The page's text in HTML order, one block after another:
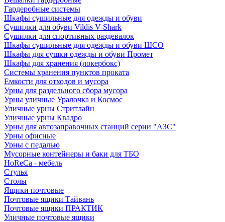
Гардеробные системы
Шкафы сушильные для одежды и обуви
Сушилки для обуви Vildis V-Shark
Сушилки для спортивных раздевалок
Шкафы сушильные для одежды и обуви ШСО
Шкафы для сушки одежды и обуви Промет
Шкафы для хранения (локербокс)
Системы хранения пунктов проката
Емкости для отходов и мусора
Урны для раздельного сбора мусора
Урны уличные Уралочка и Космос
Уличные урны Стритлайн
Уличные урны Квадро
Урны для автозаправочных станций серии "АЗС"
Урны офисные
Урны с педалью
Мусорные контейнеры и баки для ТБО
HoReCa - мебель
Стулья
Столы
Ящики почтовые
Почтовые ящики Тайвань
Почтовые ящики ПРАКТИК
Уличные почтовые ящики